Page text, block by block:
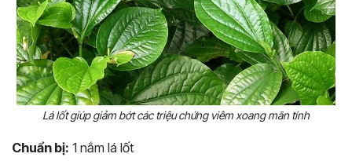
Lá lốt giúp giảm bớt các triệu chứng viêm xoang mãn tính
Chuẩn bị: 1 nắm lá lốt